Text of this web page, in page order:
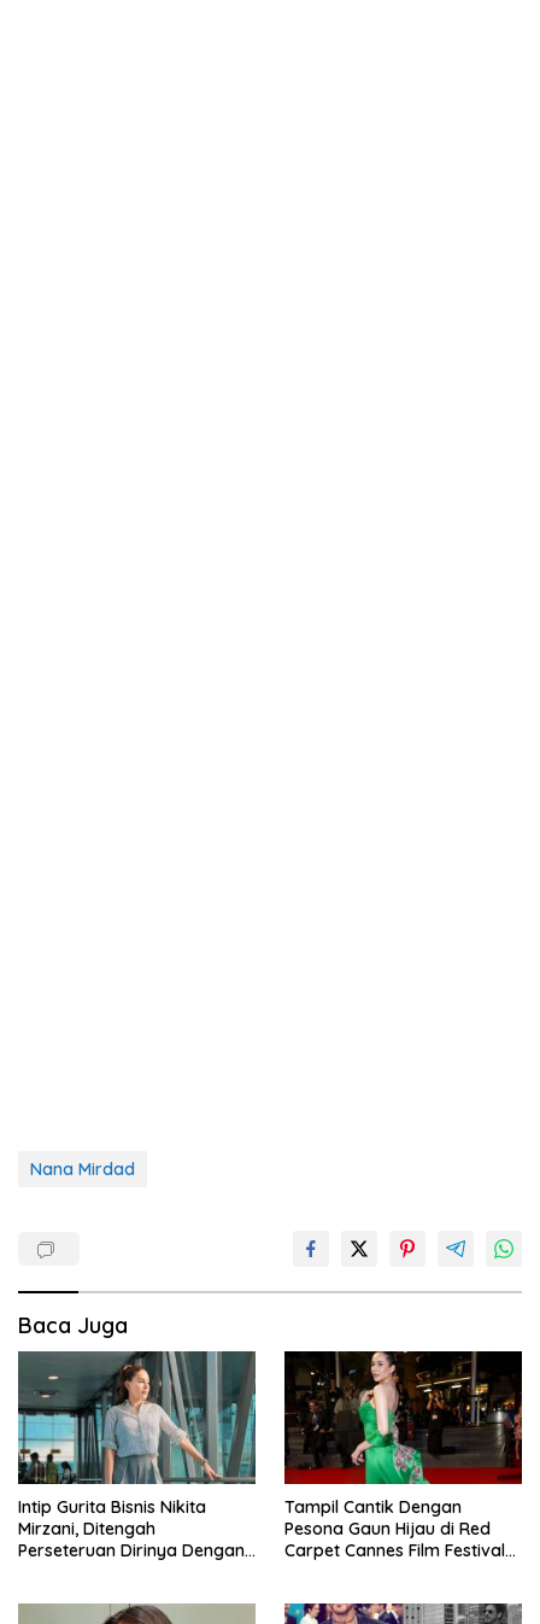
Nana Mirdad
Baca Juga
Intip Gurita Bisnis Nikita
Mirzani, Ditengah
Perseteruan Dirinya Dengan
Tampil Cantik Dengan
Pesona Gaun Hijau di Red
Carpet Cannes Film Festival